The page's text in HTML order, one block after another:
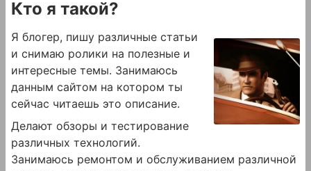
Кто я такой?
Я блогер, пишу различные статьи
и снимаю ролики на полезные и
интересные темы. Занимаюсь
данным сайтом на котором ты
сейчас читаешь это описание.
Делают обзоры и тестирование
различных технологий.
Занимаюсь ремонтом и обслуживанием различной